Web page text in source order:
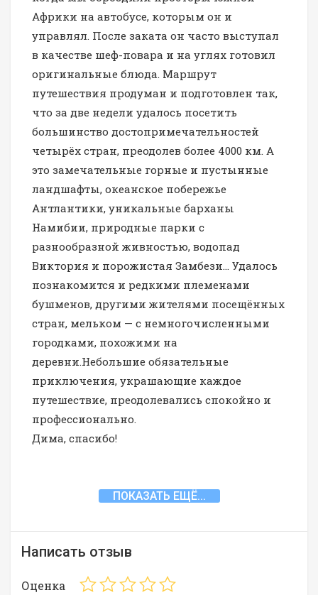
Африки на автобусе, которым он и
управлял. После заката он часто выступал
в качестве шеф-повара и на углях готовил
оригинальные блюда. Маршрут
путешествия продуман и подготовлен так,
что за две недели удалось посетить
большинство достопримечательностей
четырёх стран, преодолев более 4000 км. А
это замечательные горные и пустынные
ландшафты, океанское побережье
Антлантики, уникальные барханы
Намибии, природные парки с
разнообразной живностью, водопад
Виктория и порожистая Замбези… Удалось
познакомится и редкими племенами
бушменов, другими жителями посещённых
стран, мельком — с немногочисленными
городками, похожими на
деревни.Небольшие обязательные
приключения, украшающие каждое
путешествие, преодолевались спокойно и
профессионально.
Дима, спасибо!
ПОКАЗАТЬ ЕЩЁ...
Написать отзыв
Оценка